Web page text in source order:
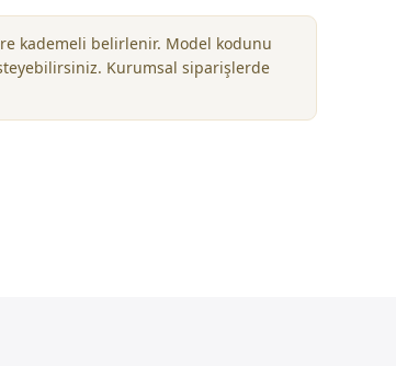
kademeli belirlenir. Model kodunu
Kurumsal siparişlerde